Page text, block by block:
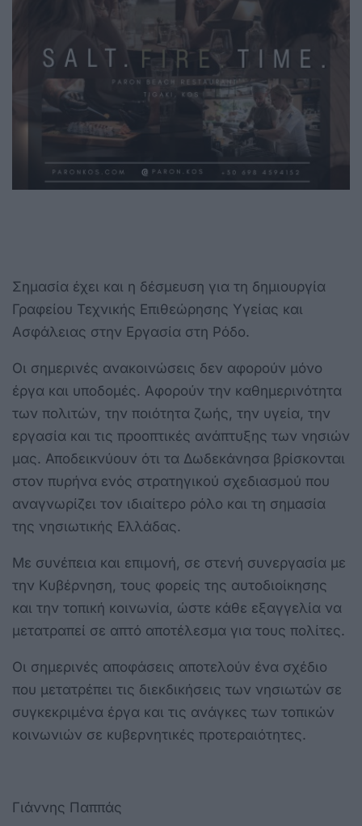
Σημασία έχει και η δέσμευση για τη δημιουργία
Γραφείου Τεχνικής Επιθεώρησης Υγείας και
Ασφάλειας στην Εργασία στη Ρόδο.
Οι σημερινές ανακοινώσεις δεν αφορούν μόνο
έργα και υποδομές. Αφορούν την καθημερινότητα
των πολιτών, την ποιότητα ζωής, την υγεία, την
εργασία και τις προοπτικές ανάπτυξης των νησιών
μας. Αποδεικνύουν ότι τα Δωδεκάνησα βρίσκονται
στον πυρήνα ενός στρατηγικού σχεδιασμού που
αναγνωρίζει τον ιδιαίτερο ρόλο και τη σημασία
της νησιωτικής Ελλάδας.
Με συνέπεια και επιμονή, σε στενή συνεργασία με
την Κυβέρνηση, τους φορείς της αυτοδιοίκησης
και την τοπική κοινωνία, ώστε κάθε εξαγγελία να
μετατραπεί σε απτό αποτέλεσμα για τους πολίτες.
Οι σημερινές αποφάσεις αποτελούν ένα σχέδιο
που μετατρέπει τις διεκδικήσεις των νησιωτών σε
συγκεκριμένα έργα και τις ανάγκες των τοπικών
κοινωνιών σε κυβερνητικές προτεραιότητες.
Γιάννης Παππάς